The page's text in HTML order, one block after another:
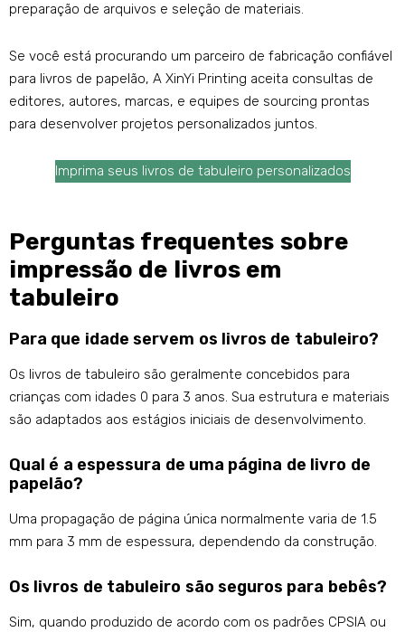
preparação de arquivos e seleção de materiais.
Se você está procurando um parceiro de fabricação confiável
para livros de papelão, A XinYi Printing aceita consultas de
editores, autores, marcas, e equipes de sourcing prontas
para desenvolver projetos personalizados juntos.
Imprima seus livros de tabuleiro personalizados
Perguntas frequentes sobre
impressão de livros em
tabuleiro
Para que idade servem os livros de tabuleiro?
Os livros de tabuleiro são geralmente concebidos para
crianças com idades 0 para 3 anos. Sua estrutura e materiais
são adaptados aos estágios iniciais de desenvolvimento.
Qual é a espessura de uma página de livro de
papelão?
Uma propagação de página única normalmente varia de 1.5
mm para 3 mm de espessura, dependendo da construção.
Os livros de tabuleiro são seguros para bebês?
Sim, quando produzido de acordo com os padrões CPSIA ou